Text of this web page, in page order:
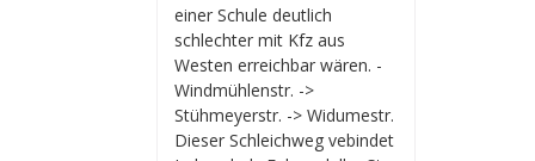
einer Schule deutlich
schlechter mit Kfz aus
Westen erreichbar wären. -
Windmühlenstr. ->
Stühmeyerstr. -> Widumestr.
Dieser Schleichweg vebindet